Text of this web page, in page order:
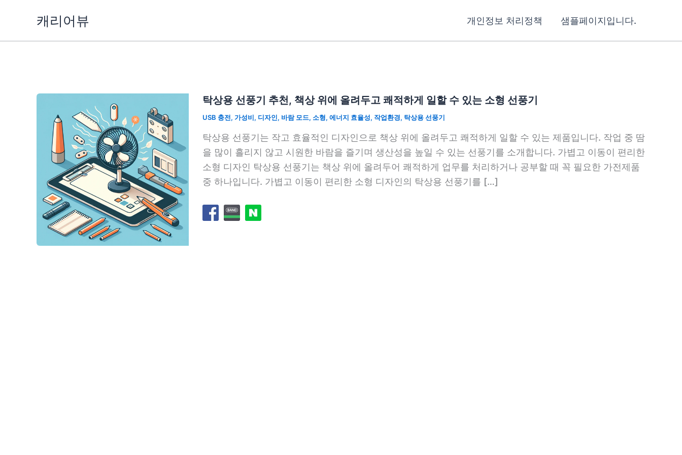
캐리어뷰 개인정보 처리정책 샘플페이지입니다.
탁상용 선풍기 추천, 책상 위에 올려두고 쾌적하게 일할 수 있는 소형 선풍기
USB 충전, 가성비, 디자인, 바람 모드, 소형, 에너지 효율성, 작업환경, 탁상용 선풍기
탁상용 선풍기는 작고 효율적인 디자인으로 책상 위에 올려두고 쾌적하게 일할 수 있는 제품입니다. 작업 중 땀
을 많이 흘리지 않고 시원한 바람을 즐기며 생산성을 높일 수 있는 선풍기를 소개합니다. 가볍고 이동이 편리한
소형 디자인 탁상용 선풍기는 책상 위에 올려두어 쾌적하게 업무를 처리하거나 공부할 때 꼭 필요한 가전제품
중 하나입니다. 가볍고 이동이 편리한 소형 디자인의 탁상용 선풍기를 […]